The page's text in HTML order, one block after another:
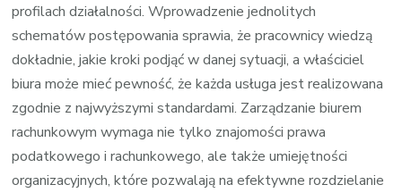
profilach działalności. Wprowadzenie jednolitych
schematów postępowania sprawia, że pracownicy wiedzą
dokładnie, jakie kroki podjąć w danej sytuacji, a właściciel
biura może mieć pewność, że każda usługa jest realizowana
zgodnie z najwyższymi standardami. Zarządzanie biurem
rachunkowym wymaga nie tylko znajomości prawa
podatkowego i rachunkowego, ale także umiejętności
organizacyjnych, które pozwalają na efektywne rozdzielanie